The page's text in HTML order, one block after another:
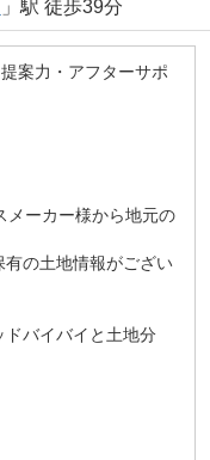
」駅 徒歩39分
案力・アフターサポ
ーカー様から地元の
の土地情報がござい
バイバイと土地分